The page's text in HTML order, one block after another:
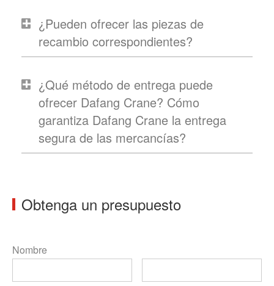
¿Pueden ofrecer las piezas de
recambio correspondientes?
¿Qué método de entrega puede
ofrecer Dafang Crane? Cómo
garantiza Dafang Crane la entrega
segura de las mercancías?
Obtenga un presupuesto
Nombre